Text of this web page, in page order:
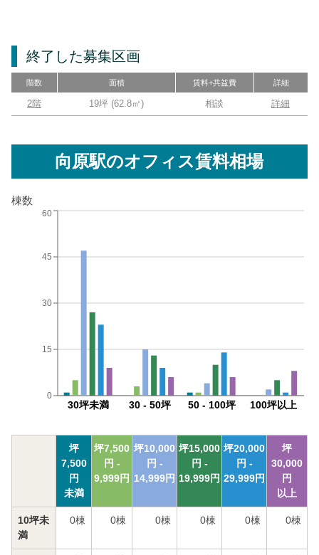
終了した募集区画
階数 面積 賃料+共益費 詳細
2階 19坪 (62.8㎡) 相談 詳細
向原駅のオフィス賃料相場
棟数
30坪未満 30 - 50坪 50 - 100坪 100坪以上
0
15
30
45
60
坪
7,500
円
未満
坪7,500
円 -
9,999円
坪10,000
円 -
14,999円
坪15,000
円 -
19,999円
坪20,000
円 -
29,999円
坪
30,000
円
以上
10坪未
満
0棟 0棟 0棟 0棟 0棟 0棟